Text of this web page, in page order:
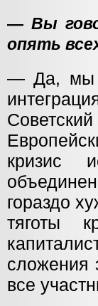
— Вы
опять
— Да, мы
кризис
гораздо
тяготы
сложения
все